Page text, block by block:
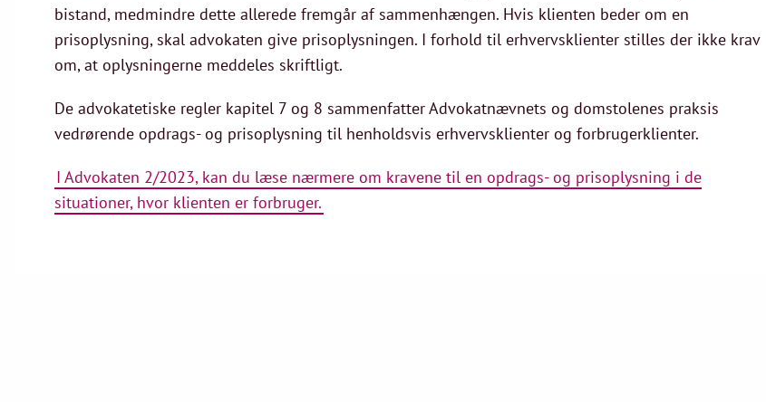
bistand, medmindre dette allerede fremgår af sammenhængen. Hvis klienten beder om en
prisoplysning, skal advokaten give prisoplysningen. I forhold til erhvervsklienter stilles der ikke krav
om, at oplysningerne meddeles skriftligt.
De advokatetiske regler kapitel 7 og 8 sammenfatter Advokatnævnets og domstolenes praksis
vedrørende opdrags- og prisoplysning til henholdsvis erhvervsklienter og forbrugerklienter.
I Advokaten 2/2023, kan du læse nærmere om kravene til en opdrags- og prisoplysning i de
situationer, hvor klienten er forbruger.